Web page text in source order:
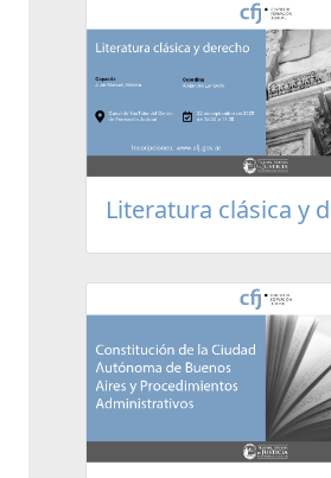
Literatura clásica y